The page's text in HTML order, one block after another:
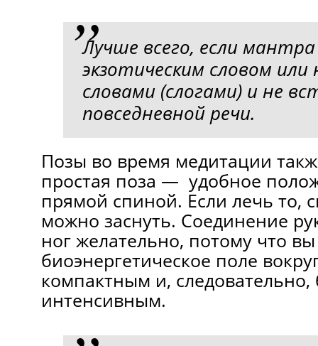
Лучше всего, если
экзотическим словом или
словами (слогами) и не
повседневной речи.
Позы во время медитации
простая поза — удобное
прямой спиной. Если лечь то,
можно заснуть. Соединение
ног желательно, потому что вы
биоэнергетическое поле
компактным и, следовательно,
интенсивным.